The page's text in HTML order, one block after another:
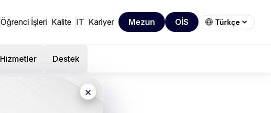
Öğrenci İşleri Kalite IT Kariyer Mezun OİS
Hizmetler Destek
×